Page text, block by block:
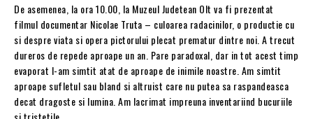
De asemenea, la ora 10.00, la Muzeul Judetean Olt va fi prezentat
filmul documentar Nicolae Truta – culoarea radacinilor, o productie cu
si despre viata si opera pictorului plecat prematur dintre noi. A trecut
dureros de repede aproape un an. Pare paradoxal, dar in tot acest timp
evaporat l-am simtit atat de aproape de inimile noastre. Am simtit
aproape sufletul sau bland si altruist care nu putea sa raspandeasca
decat dragoste si lumina. Am lacrimat impreuna inventariind bucuriile